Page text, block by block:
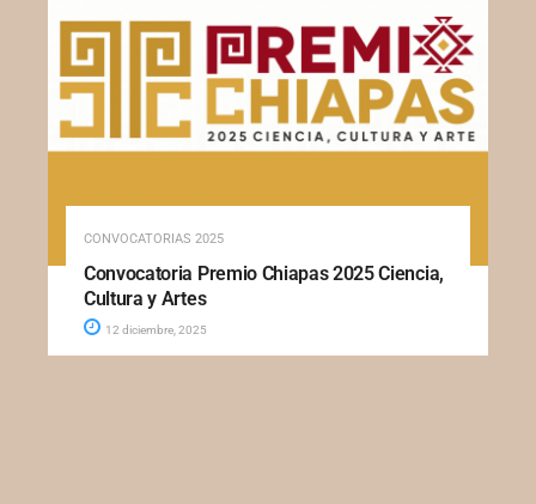
CONVOCATORIAS 2025
Convocatoria Premio Chiapas 2025 Ciencia,
Cultura y Artes
12 diciembre, 2025